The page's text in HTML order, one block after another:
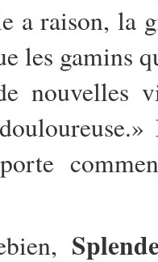
a raison, la
les gamins
nouvelles